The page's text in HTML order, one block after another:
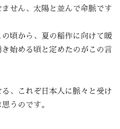
せん、太陽と並んで命脈です
頃から、夏の稲作に向けて暖
始める頃と定めたのがこの言
、これぞ日本人に脈々と受け
うのです。